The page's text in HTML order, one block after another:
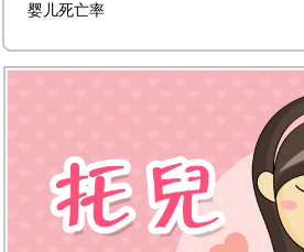
婴儿死亡率